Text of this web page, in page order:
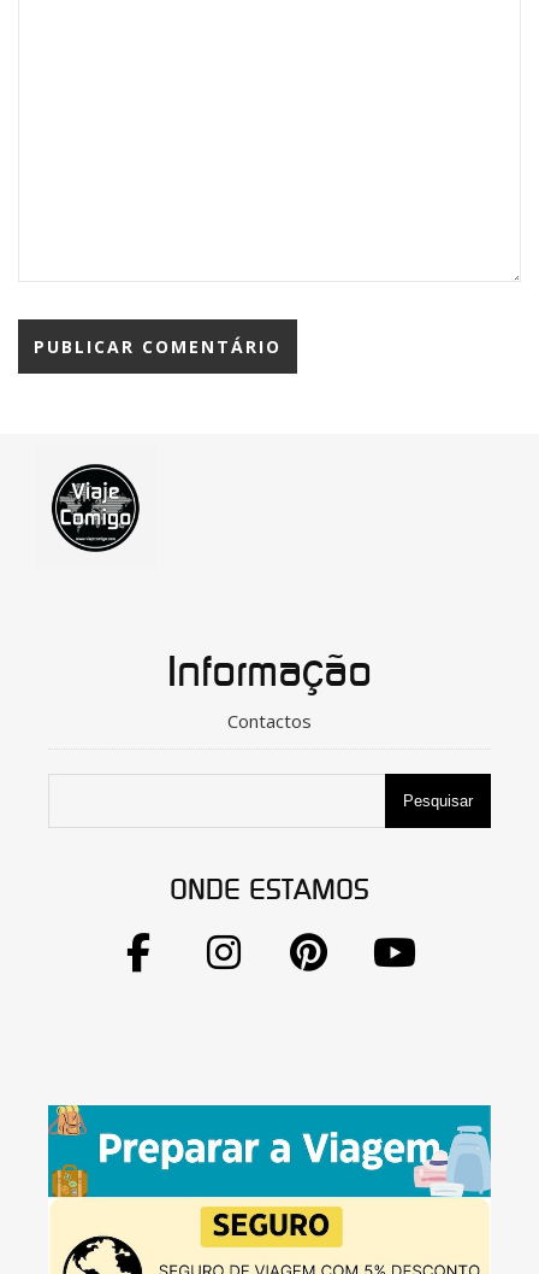
Informação
Contactos
Pesquisar
ONDE ESTAMOS